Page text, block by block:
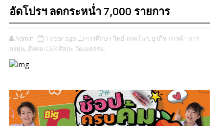
อัดโปรฯ ลดกระหน่ำ 7,000 รายการ
Admin 1 year ago การศึกษา วิทย์-เทคโนฯ, ธุรกิจ การค้า การ
ลงทุน, สังคม-CSR ศิลปะ วัฒนธรรม,